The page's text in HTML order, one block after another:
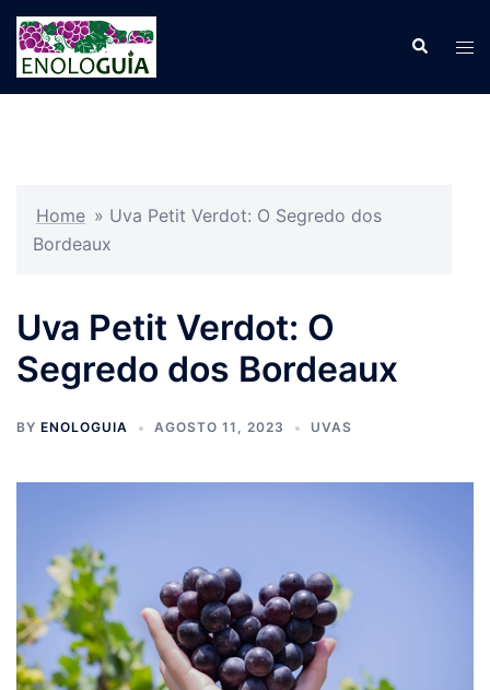
Pular
para
conteúdo
Search
Home » Uva Petit Verdot: O Segredo dos
Bordeaux
Uva Petit Verdot: O
Segredo dos Bordeaux
BY ENOLOGUIA AGOSTO 11, 2023 UVAS